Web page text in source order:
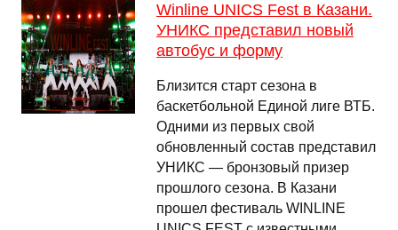
Winline UNICS Fest в Казани.
УНИКС представил новый
автобус и форму
Близится старт сезона в
баскетбольной Единой лиге ВТБ.
Одними из первых свой
обновленный состав представил
УНИКС — бронзовый призер
прошлого сезона. В Казани
прошел фестиваль WINLINE